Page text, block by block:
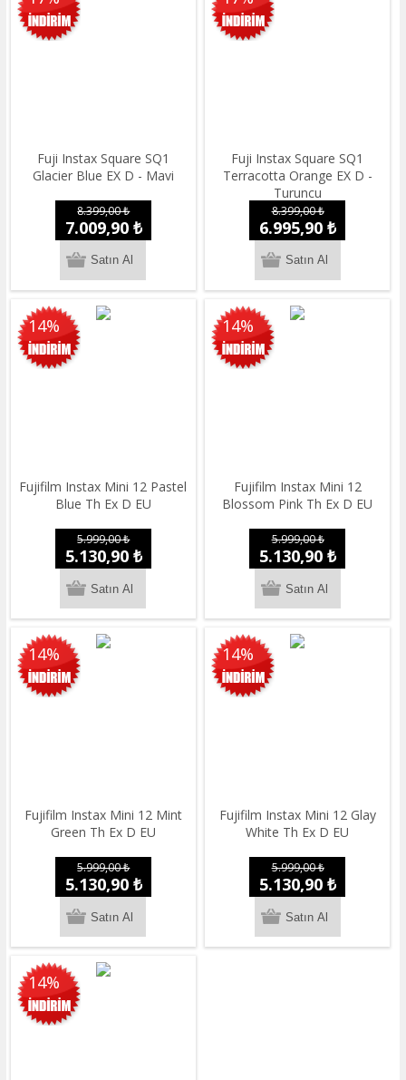
Fuji Instax Square SQ1
Glacier Blue EX D - Mavi
8.399,00 ₺
7.009,90 ₺
Fuji Instax Square SQ1
Terracotta Orange EX D -
Turuncu
8.399,00 ₺
6.995,90 ₺
14%
Fujifilm Instax Mini 12 Pastel
Blue Th Ex D EU
5.999,00 ₺
5.130,90 ₺
14%
Fujifilm Instax Mini 12
Blossom Pink Th Ex D EU
5.999,00 ₺
5.130,90 ₺
14%
Fujifilm Instax Mini 12 Mint
Green Th Ex D EU
5.999,00 ₺
5.130,90 ₺
14%
Fujifilm Instax Mini 12 Glay
White Th Ex D EU
5.999,00 ₺
5.130,90 ₺
14%